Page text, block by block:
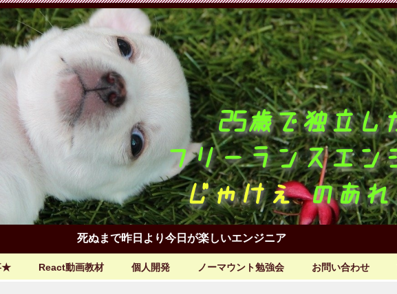
死ぬまで昨日より今日が楽しいエンジニア
★ React動画教材 個人開発 ノーマウント勉強会 お問い合わせ